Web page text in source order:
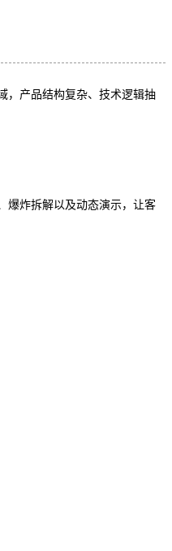
，产品结构复杂、技术逻辑抽
爆炸拆解以及动态演示，让客